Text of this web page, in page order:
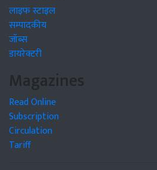
लाइफ स्टाइल
सम्पादकीय
जॉब्स
डायरेक्टरी
Magazines
Read Online
Subscription
Circulation
Tariff